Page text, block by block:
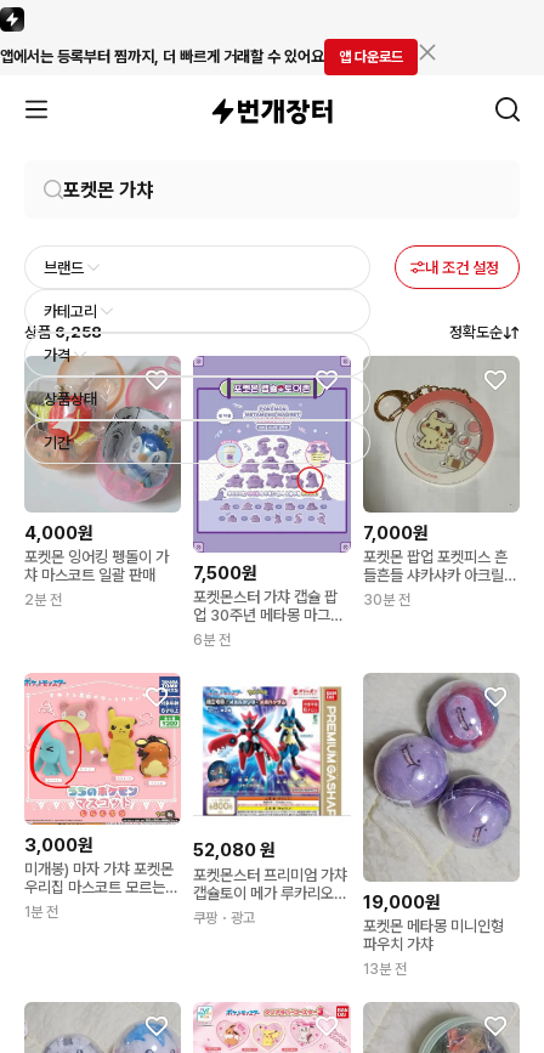
앱에서는 등록부터 찜까지, 더 빠르게 거래할 수 있어요 앱 다운로드
브랜드
카테고리
가격
상품상태
기간
내 조건 설정
상품 6,258 정확도순
4,000원
포켓몬 잉어킹 펭돌이 가
챠 마스코트 일괄 판매
2분 전
7,500원
포켓몬스터 가챠 캡슐 팝
업 30주년 메타몽 마그넷
자석
6분 전
7,000원
포켓몬 팝업 포켓피스 흔
들흔들 샤카샤카 아크릴
키링 가챠 따라큐
30분 전
3,000원
미개봉) 마자 가챠 포켓몬
우리집 마스코트 모르는척
시리즈
1분 전
52,080원
포켓몬스터 프리미엄 가챠
캡슐토이 메가 루카리오
메가 핫삼 2종 선택가능
메가핫삼 특급국제배송(3
쿠팡 ・광고
19,000원
포켓몬 메타몽 미니인형
파우치 가챠
13분 전